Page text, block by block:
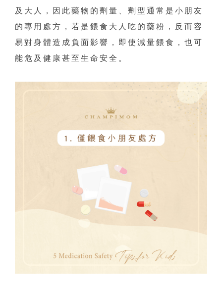
及大人，因此藥物的劑量、劑型通常是小朋友
的專用處方，若是餵食大人吃的藥粉，反而容
易對身體造成負面影響，即使減量餵食，也可
能危及健康甚至生命安全。